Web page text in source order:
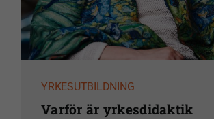
YRKESUTBILDNING
Varför är yrkesdidaktik